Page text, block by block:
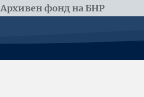
Архивен фонд на БНР